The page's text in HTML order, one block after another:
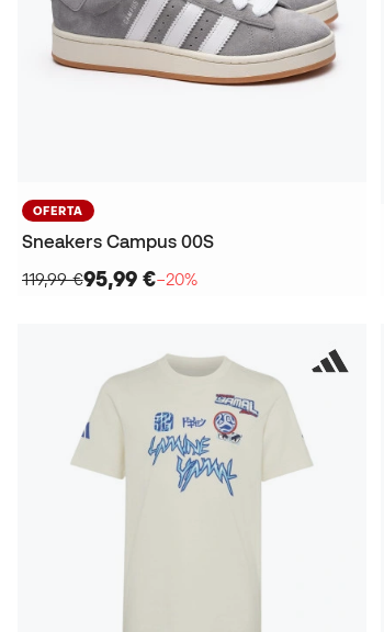
OFERTA
Sneakers Campus 00S
119,99 €95,99 €−20%